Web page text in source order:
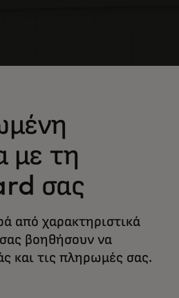
με τη
σας
από χαρακτηριστικά
βοηθήσουν να
και τις πληρωμές σας.